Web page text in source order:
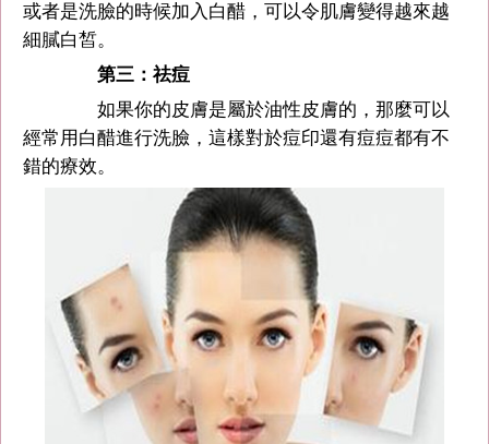
或者是洗臉的時候加入白醋，可以令肌膚變得越來越
細膩白皙。
第三：祛痘
如果你的皮膚是屬於油性皮膚的，那麼可以
經常用白醋進行洗臉，這樣對於痘印還有痘痘都有不
錯的療效。